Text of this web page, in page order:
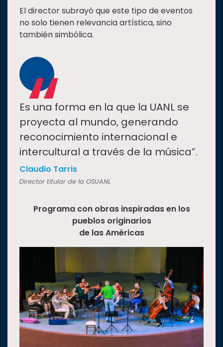
El director subrayó que este tipo de eventos
no solo tienen relevancia artística, sino
también simbólica.
“
Es una forma en la que la UANL se
proyecta al mundo, generando
reconocimiento internacional e
intercultural a través de la música”.
Claudio Tarris
Director titular de la OSUANL
Programa con obras inspiradas en los
pueblos originarios
de las Américas